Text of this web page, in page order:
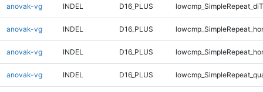
anovak-vg INDEL D16_PLUS
anovak-vg INDEL D16_PLUS
anovak-vg INDEL D16_PLUS
anovak-vg INDEL D16_PLUS